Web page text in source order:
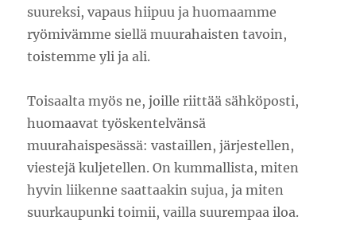
suureksi, vapaus hiipuu ja huomaamme
ryömivämme siellä muurahaisten tavoin,
toistemme yli ja ali.
Toisaalta myös ne, joille riittää sähköposti,
huomaavat työskentelvänsä
muurahaispesässä: vastaillen, järjestellen,
viestejä kuljetellen. On kummallista, miten
hyvin liikenne saattaakin sujua, ja miten
suurkaupunki toimii, vailla suurempaa iloa.